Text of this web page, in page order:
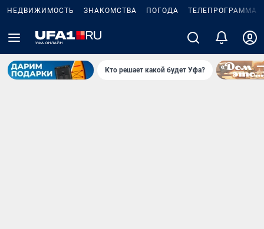
НЕДВИЖИМОСТЬ ЗНАКОМСТВА ПОГОДА ТЕЛЕПРОГРАММА
Кто решает какой будет Уфа?